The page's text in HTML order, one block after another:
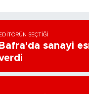
EDITÖRÜN SEÇTIĞI
Bafra'da sanayi